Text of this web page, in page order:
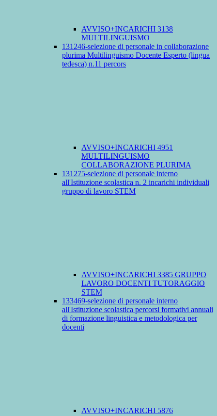
AVVISO+INCARICHI 3138
MULTILINGUISMO
131246-selezione di personale in collaborazione
plurima Multilinguismo Docente Esperto (lingua
tedesca) n.11 percors
AVVISO+INCARICHI 4951
MULTILINGUISMO
COLLABORAZIONE PLURIMA
131275-selezione di personale interno
all'Istituzione scolastica n. 2 incarichi individuali
gruppo di lavoro STEM
AVVISO+INCARICHI 3385 GRUPPO
LAVORO DOCENTI TUTORAGGIO
STEM
133469-selezione di personale interno
all'Istituzione scolastica percorsi formativi annuali
di formazione linguistica e metodologica per
docenti
AVVISO+INCARICHI 5876